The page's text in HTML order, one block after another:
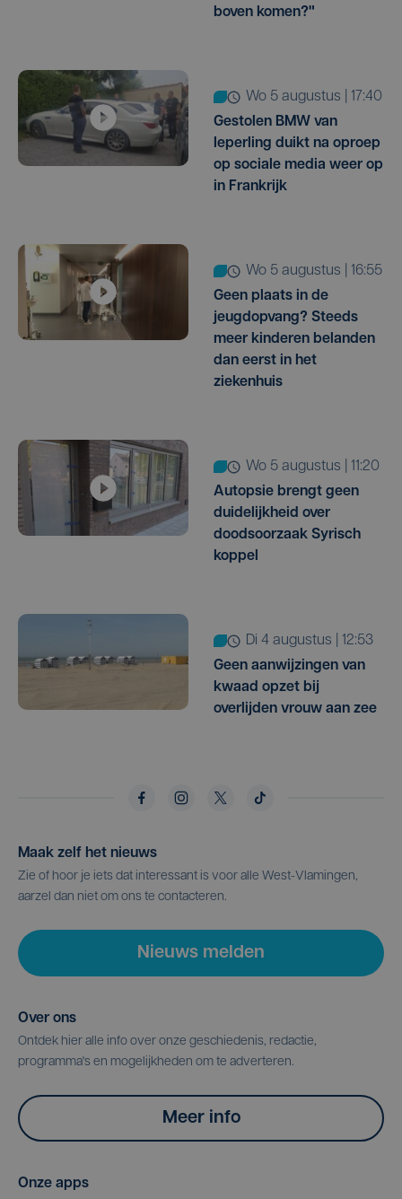
boven komen?"
wo 5 augustus | 17:40
Gestolen BMW van
Ieperling duikt na oproep
op sociale media weer op
in Frankrijk
wo 5 augustus | 16:55
Geen plaats in de
jeugdopvang? Steeds
meer kinderen belanden
dan eerst in het
ziekenhuis
wo 5 augustus | 11:20
Autopsie brengt geen
duidelijkheid over
doodsoorzaak Syrisch
koppel
di 4 augustus | 12:53
Geen aanwijzingen van
kwaad opzet bij
overlijden vrouw aan zee
Maak zelf het nieuws
Zie of hoor je iets dat interessant is voor alle West-Vlamingen,
aarzel dan niet om ons te contacteren.
Nieuws melden
Over ons
Ontdek hier alle info over onze geschiedenis, redactie,
programma's en mogelijkheden om te adverteren.
Meer info
Onze apps